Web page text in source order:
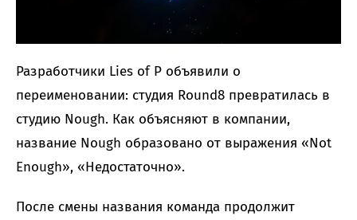
Разработчики Lies of P объявили о
переименовании: студия Round8 превратилась в
студию Nough. Как объясняют в компании,
название Nough образовано от выражения «Not
Enough», «Недостаточно».
После смены названия команда продолжит